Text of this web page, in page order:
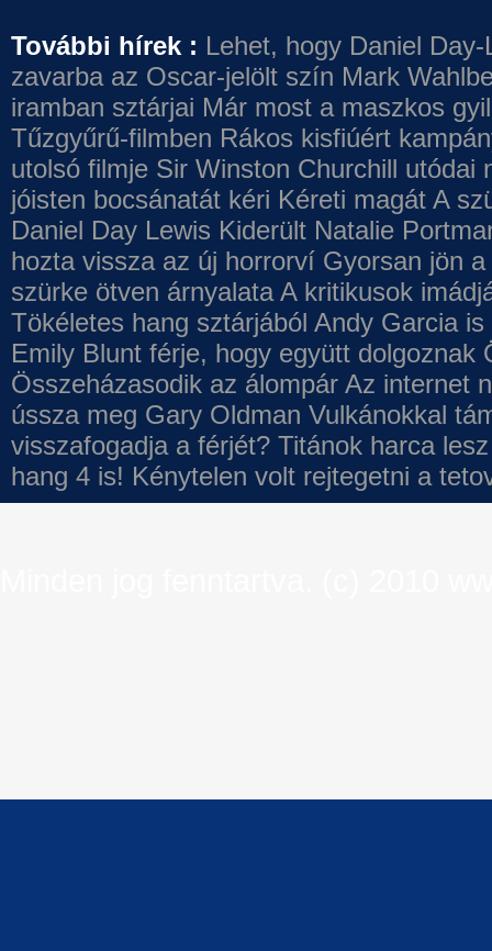
További hírek : Lehet, hogy Daniel
zavarba az Oscar-jelölt szín Mark
iramban sztárjai Már most a maszkos
Tűzgyűrű-filmben Rákos kisfiúért
utolsó filmje Sir Winston Churchill utódai
jóisten bocsánatát kéri Kéreti magát A
Daniel Day Lewis Kiderült Natalie
hozta vissza az új horrorví Gyorsan jön
szürke ötven árnyalata A kritikusok
Tökéletes hang sztárjából Andy Garcia
Emily Blunt férje, hogy együtt dolgoznak
Összeházasodik az álompár Az internet
ússza meg Gary Oldman Vulkánokkal
visszafogadja a férjét? Titánok harca
hang 4 is! Kénytelen volt rejtegetni a